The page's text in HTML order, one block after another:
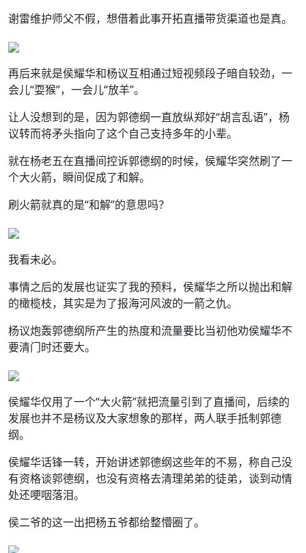
谢雷维护师父不假，想借着此事开拓直播带货渠道也是真。
再后来就是侯耀华和杨议互相通过短视频段子暗自较劲，一
会儿“耍猴”，一会儿“放羊”。
让人没想到的是，因为郭德纲一直放纵郑好“胡言乱语”，杨
议转而将矛头指向了这个自己支持多年的小辈。
就在杨老五在直播间控诉郭德纲的时候，侯耀华突然刷了一
个大火箭，瞬间促成了和解。
刷火箭就真的是“和解”的意思吗？
我看未必。
事情之后的发展也证实了我的预料，侯耀华之所以抛出和解
的橄榄枝，其实是为了报海河风波的一箭之仇。
杨议炮轰郭德纲所产生的热度和流量要比当初他劝侯耀华不
要清门时还要大。
侯耀华仅用了一个“大火箭”就把流量引到了直播间，后续的
发展也并不是杨议及大家想象的那样，两人联手抵制郭德
纲。
侯耀华话锋一转，开始讲述郭德纲这些年的不易，称自己没
有资格谈郭德纲，也没有资格去清理弟弟的徒弟，谈到动情
处还哽咽落泪。
侯二爷的这一出把杨五爷都给整懵圈了。